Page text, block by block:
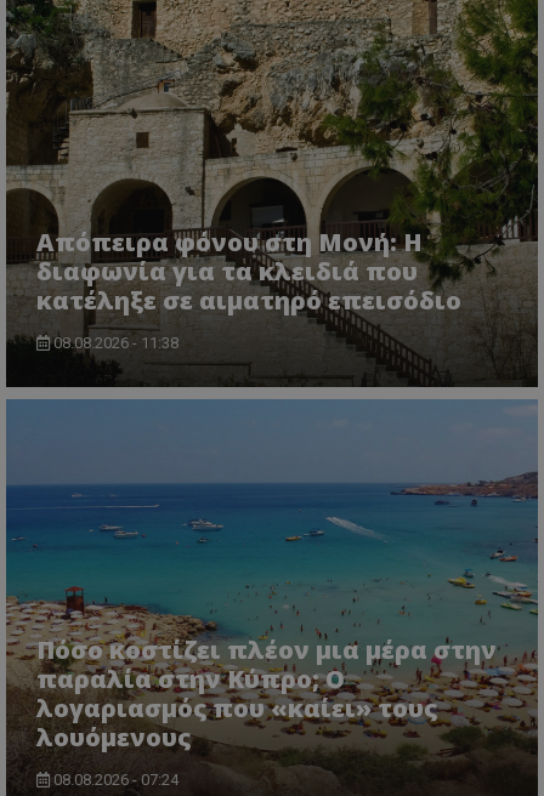
Απόπειρα φόνου στη Μονή: Η
διαφωνία για τα κλειδιά που
κατέληξε σε αιματηρό επεισόδιο
08.08.2026 - 11:38
Πόσο κοστίζει πλέον μια μέρα στην
παραλία στην Κύπρο; Ο
λογαριασμός που «καίει» τους
λουόμενους
08.08.2026 - 07:24